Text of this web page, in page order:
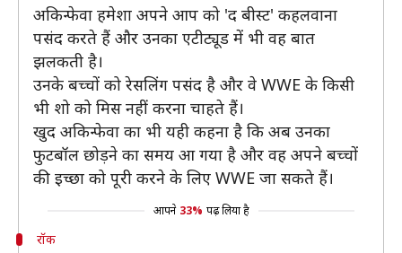
अकिन्फेवा हमेशा अपने आप को 'द बीस्ट' कहलवाना
पसंद करते हैं और उनका एटीट्यूड में भी वह बात
झलकती है।
उनके बच्चों को रेसलिंग पसंद है और वे WWE के किसी
भी शो को मिस नहीं करना चाहते हैं।
खुद अकिन्फेवा का भी यही कहना है कि अब उनका
फुटबॉल छोड़ने का समय आ गया है और वह अपने बच्चों
की इच्छा को पूरी करने के लिए WWE जा सकते हैं।
आपने 33% पढ़ लिया है
रॉक